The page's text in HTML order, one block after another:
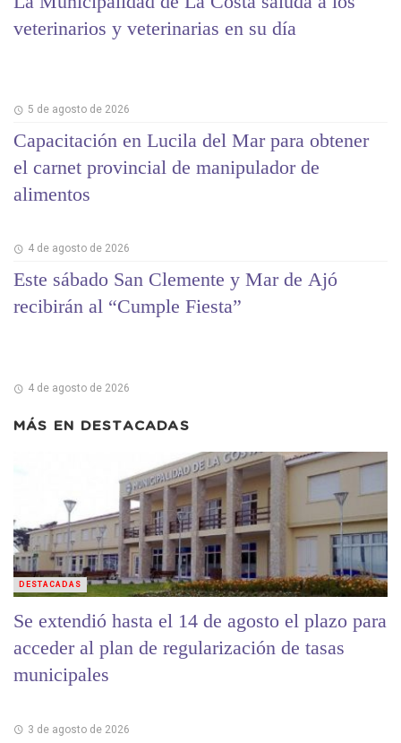
veterinarios y veterinarias en su día
5 de agosto de 2026
Capacitación en Lucila del Mar para obtener
el carnet provincial de manipulador de
alimentos
4 de agosto de 2026
Este sábado San Clemente y Mar de Ajó
recibirán al “Cumple Fiesta”
4 de agosto de 2026
MÁS EN DESTACADAS
Se extendió hasta el 14 de agosto el plazo para
acceder al plan de regularización de tasas
municipales
3 de agosto de 2026
DESTACADAS